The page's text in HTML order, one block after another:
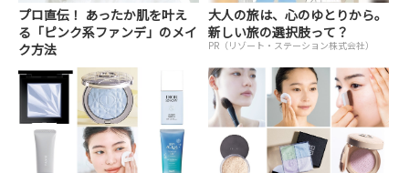
プロ直伝！ あったか肌を叶え
る「ピンク系ファンデ」のメイ
ク方法
大人の旅は、心のゆとりから。
新しい旅の選択肢って？
PR（リゾート・ステーション株式会社）